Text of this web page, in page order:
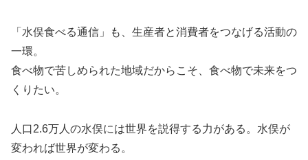
「水俣食べる通信」も、生産者と消費者をつなげる活動の
一環。
食べ物で苦しめられた地域だからこそ、食べ物で未来をつ
くりたい。
人口2.6万人の水俣には世界を説得する力がある。水俣が
変われば世界が変わる。